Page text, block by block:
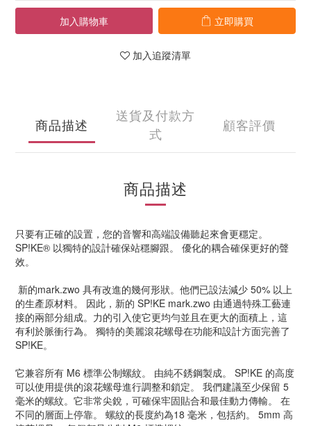
加入購物車 立即購買
加入追蹤清單
商品描述
送貨及付款方
式
顧客評價
商品描述
只要有正確的設置，您的音響和高端設備聽起來會更穩定。
SP!KE® 以獨特的設計確保站穩腳跟。 優化的耦合確保更好的聲
效。
新的mark.zwo 具有改進的幾何形狀。他們已設法減少 50% 以上
的生產原材料。 因此，新的 SP!KE mark.zwo 由通過特殊工藝連
接的兩部分組成。力的引入使它更均勻並且在更大的面積上，這
有利於脈衝行為。 獨特的美麗滾花螺母在功能和設計方面完善了
SP!KE。
它兼容所有 M6 標準公制螺紋。 由純不銹鋼製成。 SP!KE 的高度
可以使用提供的滾花螺母進行調整和鎖定。 我們建議至少保留 5
毫米的螺紋。它非常尖銳，可確保牢固貼合和最佳動力傳輸。 在
不同的層面上停靠。 螺紋的長度約為18 毫米，包括約。 5mm 高